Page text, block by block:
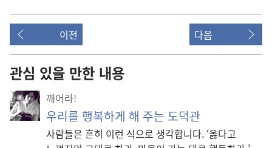
이전 다음
관심 있을 만한 내용
깨어라!
우리를 행복하게 해 주는 도덕관
사람들은 흔히 이런 식으로 생각합니다. ‘옳다고